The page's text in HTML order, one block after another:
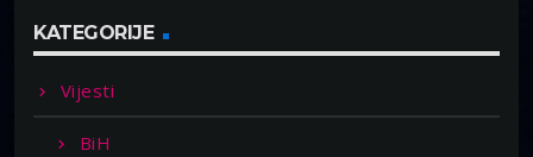
KATEGORIJE
Vijesti
BiH